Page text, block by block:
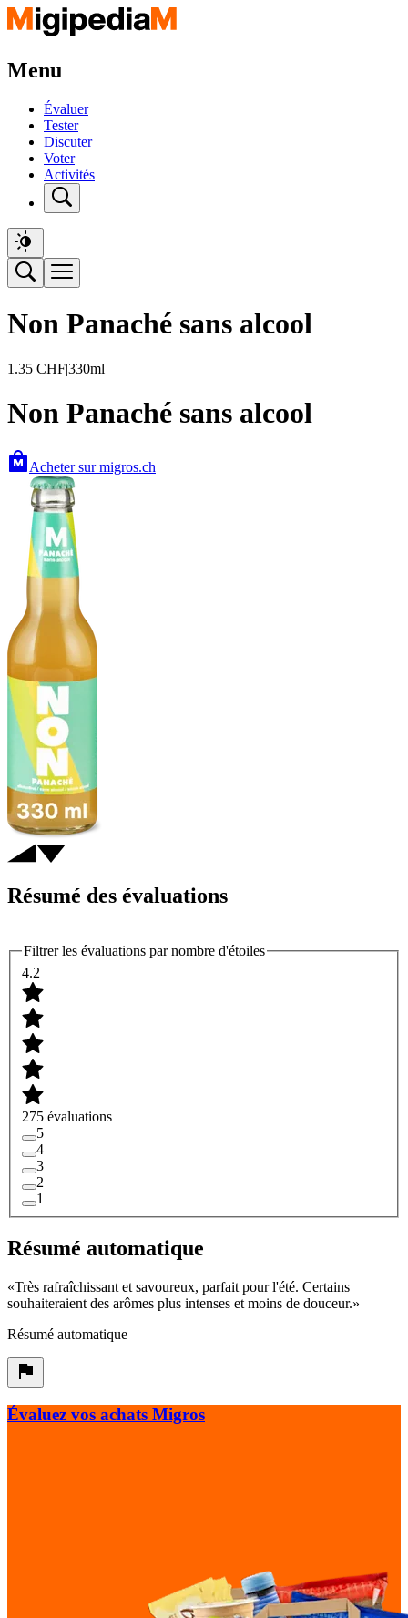
Menu
Évaluer
Tester
Discuter
Voter
Activités
Non Panaché sans alcool
1.35 CHF|330ml
Non Panaché sans alcool
Acheter sur migros.ch
Résumé des évaluations
Filtrer les évaluations par nombre d'étoiles
4.2
275 évaluations
5
4
3
2
1
Résumé automatique
«Très rafraîchissant et savoureux, parfait pour l'été. Certains
souhaiteraient des arômes plus intenses et moins de douceur.»
Résumé automatique
Évaluez vos achats Migros